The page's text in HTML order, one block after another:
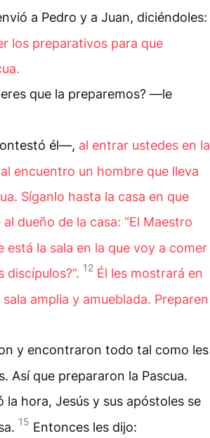
a Pedro y a Juan, diciéndoles:
los preparativos para que
que la preparemos? —le
él—, al entrar ustedes en la
encuentro un hombre que lleva
Síganlo hasta la casa en que
dueño de la casa: “El Maestro
está la sala en la que voy a comer
discípulos?”. 12 Él les mostrará en
amplia y amueblada. Preparen
y encontraron todo tal como les
Así que prepararon la Pascua.
la hora, Jesús y sus apóstoles se
15 Entonces les dijo: